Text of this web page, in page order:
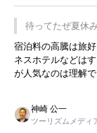
待ってたぜ夏休
宿泊料の高騰は旅
ネスホテルなどは
が人気なのは理解
をした時は、移動
用してホテル代を
す。若い人が夜行
が残らないのかな
神崎 公一
ツーリズムメディ